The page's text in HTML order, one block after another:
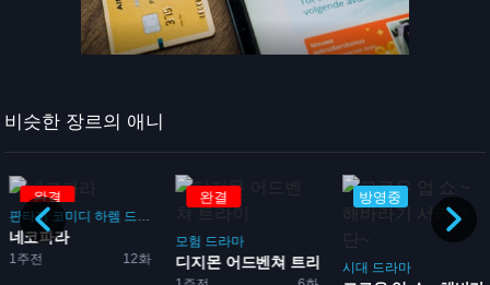
비슷한 장르의 애니
완결
판타지 코미디 하렘 드라마 로맨스
1주전 12화
네코파라
완결
모험 드라마
디지몬 어드벤쳐 트라이
방영중
시대 드라마